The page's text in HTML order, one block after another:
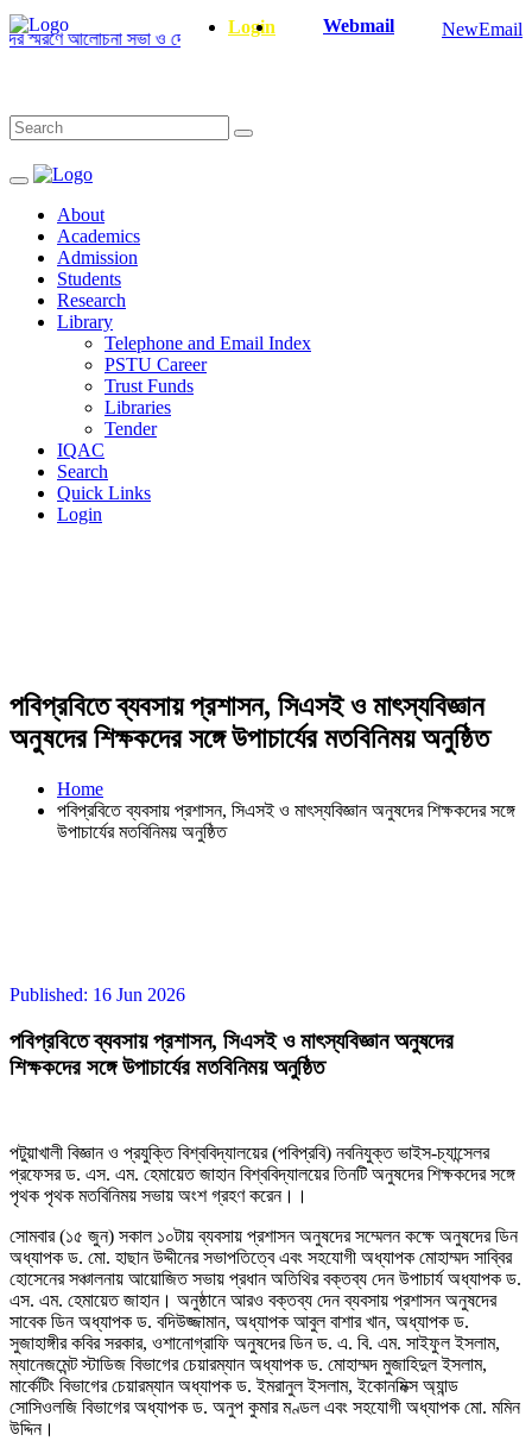
আলোচনা সভা ও দোয়া অনুষ্ঠান সংক্রান্ত January-June/2025 Master
Login Webmail NewEmail
About
Academics
Admission
Students
Research
Library
Telephone and Email Index
PSTU Career
Trust Funds
Libraries
Tender
IQAC
Search
Quick Links
Login
পবিপ্রবিতে ব্যবসায় প্রশাসন, সিএসই ও মাৎস্যবিজ্ঞান
অনুষদের শিক্ষকদের সঙ্গে উপাচার্যের মতবিনিময় অনুষ্ঠিত
Home
পবিপ্রবিতে ব্যবসায় প্রশাসন, সিএসই ও মাৎস্যবিজ্ঞান অনুষদের শিক্ষকদের সঙ্গে
উপাচার্যের মতবিনিময় অনুষ্ঠিত
Published: 16 Jun 2026
পবিপ্রবিতে ব্যবসায় প্রশাসন, সিএসই ও মাৎস্যবিজ্ঞান অনুষদের
শিক্ষকদের সঙ্গে উপাচার্যের মতবিনিময় অনুষ্ঠিত
পটুয়াখালী বিজ্ঞান ও প্রযুক্তি বিশ্ববিদ্যালয়ের (পবিপ্রবি) নবনিযুক্ত ভাইস-চ্যান্সেলর
প্রফেসর ড. এস. এম. হেমায়েত জাহান বিশ্ববিদ্যালয়ের তিনটি অনুষদের শিক্ষকদের সঙ্গে
পৃথক পৃথক মতবিনিময় সভায় অংশ গ্রহণ করেন।।
সোমবার (১৫ জুন) সকাল ১০টায় ব্যবসায় প্রশাসন অনুষদের সম্মেলন কক্ষে অনুষদের ডিন
অধ্যাপক ড. মো. হাছান উদ্দীনের সভাপতিত্বে এবং সহযোগী অধ্যাপক মোহাম্মদ সাব্বির
হোসেনের সঞ্চালনায় আয়োজিত সভায় প্রধান অতিথির বক্তব্য দেন উপাচার্য অধ্যাপক ড.
এস. এম. হেমায়েত জাহান। অনুষ্ঠানে আরও বক্তব্য দেন ব্যবসায় প্রশাসন অনুষদের
সাবেক ডিন অধ্যাপক ড. বদিউজ্জামান, অধ্যাপক আবুল বাশার খান, অধ্যাপক ড.
সুজাহাঙ্গীর কবির সরকার, ওশানোগ্রাফি অনুষদের ডিন ড. এ. বি. এম. সাইফুল ইসলাম,
ম্যানেজমেন্ট স্টাডিজ বিভাগের চেয়ারম্যান অধ্যাপক ড. মোহাম্মদ মুজাহিদুল ইসলাম,
মার্কেটিং বিভাগের চেয়ারম্যান অধ্যাপক ড. ইমরানুল ইসলাম, ইকোনমিক্স অ্যান্ড
সোসিওলজি বিভাগের অধ্যাপক ড. অনুপ কুমার মণ্ডল এবং সহযোগী অধ্যাপক মো. মমিন
উদ্দিন।